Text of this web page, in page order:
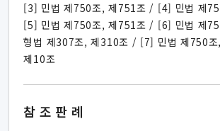
[3] 민법 제750조, 제751조 / [4] 민법 제
[5] 민법 제750조, 제751조 / [6] 민법 제
형법 제307조, 제310조 / [7] 민법 제750조
제10조
참조판례